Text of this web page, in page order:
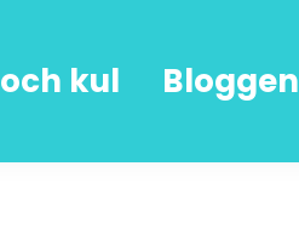
kul Bloggen